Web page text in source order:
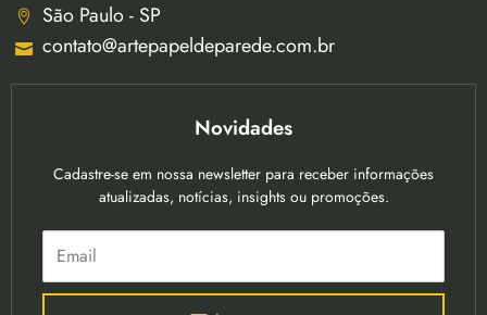
São Paulo - SP
contato@artepapeldeparede.com.br
Novidades
Cadastre-se em nossa newsletter para receber informações
atualizadas, notícias, insights ou promoções.